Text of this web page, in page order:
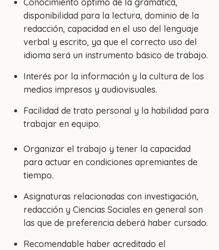
disponibilidad para la lectura, dominio de la
redacción, capacidad en el uso del lenguaje
verbal y escrito, ya que el correcto uso del
idioma será un instrumento básico de trabajo.
Interés por la información y la cultura de los
medios impresos y audiovisuales.
Facilidad de trato personal y la habilidad para
trabajar en equipo.
Organizar el trabajo y tener la capacidad
para actuar en condiciones apremiantes de
tiempo.
Asignaturas relacionadas con investigación,
redacción y Ciencias Sociales en general son
las que de preferencia deberá haber cursado.
Recomendable haber acreditado el